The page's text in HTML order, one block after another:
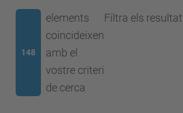
148
elements
coincideixen
amb el
vostre criteri
de cerca
Filtra els